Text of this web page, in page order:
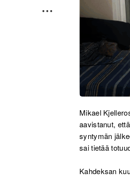
Mikael
aavistanut,
syntymän
sai tietää
Kahdeksan